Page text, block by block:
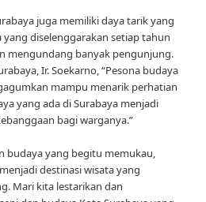
juga memiliki daya tarik yang
yang diselenggarakan setiap tahun
mengundang banyak pengunjung.
Ir. Soekarno, “Pesona budaya
mampu menarik perhatian
yang ada di Surabaya menjadi
bagi warganya.”
budaya yang begitu memukau,
destinasi wisata yang
Mari kita lestarikan dan